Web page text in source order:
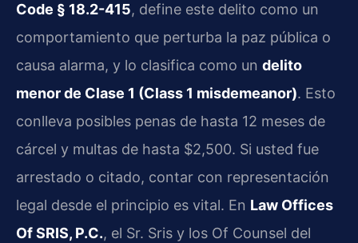
Code § 18.2-415, define este delito como un
comportamiento que perturba la paz pública o
causa alarma, y lo clasifica como un delito
menor de Clase 1 (Class 1 misdemeanor). Esto
conlleva posibles penas de hasta 12 meses de
cárcel y multas de hasta $2,500. Si usted fue
arrestado o citado, contar con representación
legal desde el principio es vital. En Law Offices
Of SRIS, P.C., el Sr. Sris y los Of Counsel del